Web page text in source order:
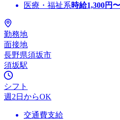
医療・福祉系時給1,300円〜
勤務地
面接地
長野県須坂市
須坂駅
シフト
週2日からOK
交通費支給